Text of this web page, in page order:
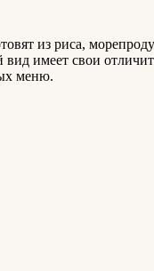
из риса,
имеет свои
меню.